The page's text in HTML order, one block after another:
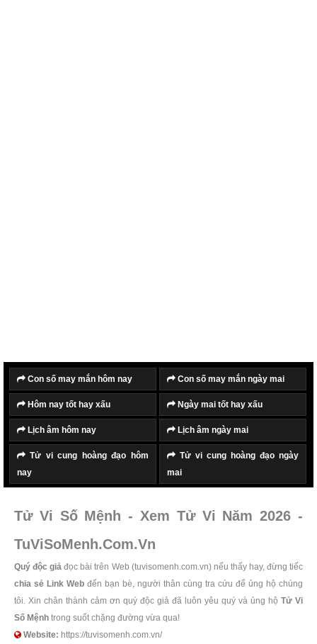
Con số may mắn hôm nay Con số may mắn ngày mai
Hôm nay tốt hay xấu Ngày mai tốt hay xấu
Lịch âm hôm nay Lịch âm ngày mai
Tử vi cung hoàng đạo hôm
nay
Tử vi cung hoàng đạo ngày
mai
Tử Vi Số Mệnh - Xem Tử Vi Năm 2026 -
TuViSoMenh.Com.Vn
Quý độc giả đọc bài trên Web (tuvisomenh.com.vn) nếu thấy hay, đừng tiếc
chia sẻ Link Web đến bạn bè, người thân cùng tra cứu để ủng hộ chúng
tôi. Xin chân thành cảm ơn quý độc giả đã luôn yêu quý và ủng hộ Tử Vi
Số Mệnh trong suốt chặng đường vừa qua!
Website: https://tuvisomenh.com.vn/